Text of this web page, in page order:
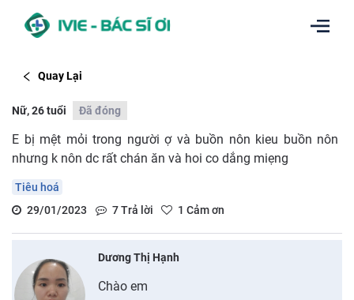
Quay Lại
Nữ, 26 tuổi Đã đóng
E bị mệt mỏi trong người ợ và buồn nôn kieu buồn nôn
nhưng k nôn dc rất chán ăn và hoi co dắng miẹng
Tiêu hoá
29/01/2023
7Trả lời 1 Cảm ơn
Dương Thị Hạnh
Chào em